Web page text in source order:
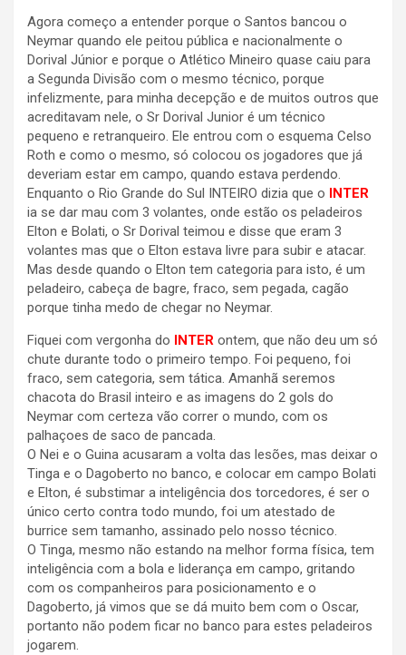
Agora começo a entender porque o Santos bancou o
Neymar quando ele peitou pública e nacionalmente o
Dorival Júnior e porque o Atlético Mineiro quase caiu para
a Segunda Divisão com o mesmo técnico, porque
infelizmente, para minha decepção e de muitos outros que
acreditavam nele, o Sr Dorival Junior é um técnico
pequeno e retranqueiro. Ele entrou com o esquema Celso
Roth e como o mesmo, só colocou os jogadores que já
deveriam estar em campo, quando estava perdendo.
Enquanto o Rio Grande do Sul INTEIRO dizia que o INTER
ia se dar mau com 3 volantes, onde estão os peladeiros
Elton e Bolati, o Sr Dorival teimou e disse que eram 3
volantes mas que o Elton estava livre para subir e atacar.
Mas desde quando o Elton tem categoria para isto, é um
peladeiro, cabeça de bagre, fraco, sem pegada, cagão
porque tinha medo de chegar no Neymar.
Fiquei com vergonha do INTER ontem, que não deu um só
chute durante todo o primeiro tempo. Foi pequeno, foi
fraco, sem categoria, sem tática. Amanhã seremos
chacota do Brasil inteiro e as imagens do 2 gols do
Neymar com certeza vão correr o mundo, com os
palhaçoes de saco de pancada.
O Nei e o Guina acusaram a volta das lesões, mas deixar o
Tinga e o Dagoberto no banco, e colocar em campo Bolati
e Elton, é substimar a inteligência dos torcedores, é ser o
único certo contra todo mundo, foi um atestado de
burrice sem tamanho, assinado pelo nosso técnico.
O Tinga, mesmo não estando na melhor forma física, tem
inteligência com a bola e liderança em campo, gritando
com os companheiros para posicionamento e o
Dagoberto, já vimos que se dá muito bem com o Oscar,
portanto não podem ficar no banco para estes peladeiros
jogarem.